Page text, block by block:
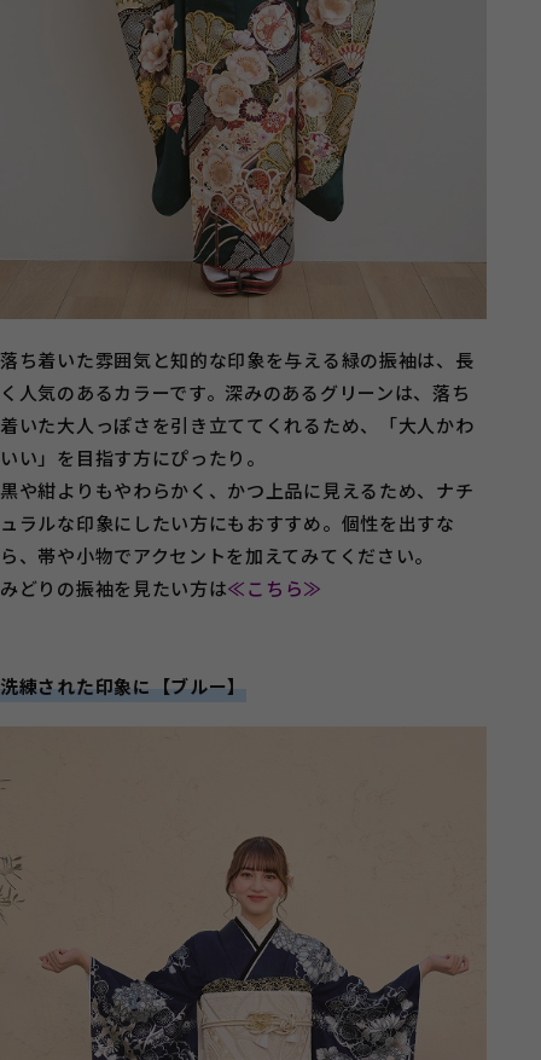
落ち着いた雰囲気と知的な印象を与える緑の振袖は、長
く人気のあるカラーです。深みのあるグリーンは、落ち
着いた大人っぽさを引き立ててくれるため、「大人かわ
いい」を目指す方にぴったり。
黒や紺よりもやわらかく、かつ上品に見えるため、ナチ
ュラルな印象にしたい方にもおすすめ。個性を出すな
ら、帯や小物でアクセントを加えてみてください。
みどりの振袖を見たい方は≪こちら≫
洗練された印象に【ブルー】